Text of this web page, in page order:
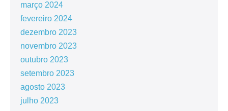
março 2024
fevereiro 2024
dezembro 2023
novembro 2023
outubro 2023
setembro 2023
agosto 2023
julho 2023